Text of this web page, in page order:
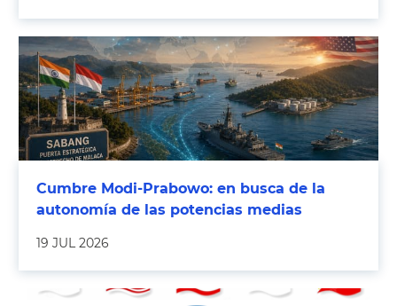
Cumbre Modi-Prabowo: en busca de la
autonomía de las potencias medias
19 JUL 2026